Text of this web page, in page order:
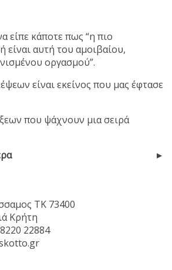
είπε κάποτε πως “η πιο
είναι αυτή του αμοιβαίου,
οργασμού”.
είναι εκείνος που μας έφτασε
που ψάχνουν μια σειρά
ΤΚ 73400
Κρήτη
22884